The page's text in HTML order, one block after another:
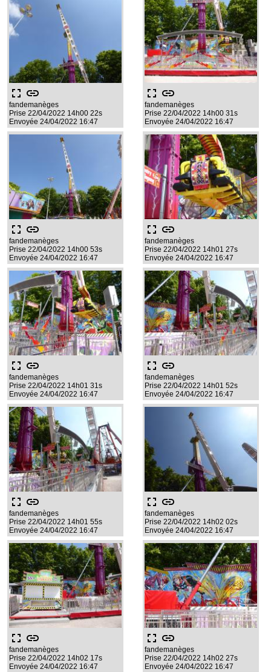
fullscreen link
fandemanèges
Prise 22/04/2022 14h00 22s
Envoyée 24/04/2022 16:47
fullscreen link
fandemanèges
Prise 22/04/2022 14h00 31s
Envoyée 24/04/2022 16:47
fullscreen link
fandemanèges
Prise 22/04/2022 14h00 53s
Envoyée 24/04/2022 16:47
fullscreen link
fandemanèges
Prise 22/04/2022 14h01 27s
Envoyée 24/04/2022 16:47
fullscreen link
fandemanèges
Prise 22/04/2022 14h01 31s
Envoyée 24/04/2022 16:47
fullscreen link
fandemanèges
Prise 22/04/2022 14h01 52s
Envoyée 24/04/2022 16:47
fullscreen link
fandemanèges
Prise 22/04/2022 14h01 55s
Envoyée 24/04/2022 16:47
fullscreen link
fandemanèges
Prise 22/04/2022 14h02 02s
Envoyée 24/04/2022 16:47
fullscreen link
fandemanèges
Prise 22/04/2022 14h02 17s
Envoyée 24/04/2022 16:47
fullscreen link
fandemanèges
Prise 22/04/2022 14h02 27s
Envoyée 24/04/2022 16:47